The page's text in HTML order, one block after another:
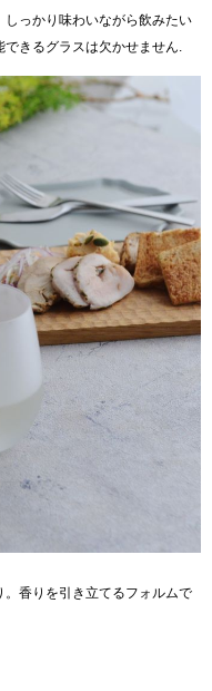
っかり味わいながら飲みたい
きるグラスは欠かせません.
香りを引き立てるフォルムで